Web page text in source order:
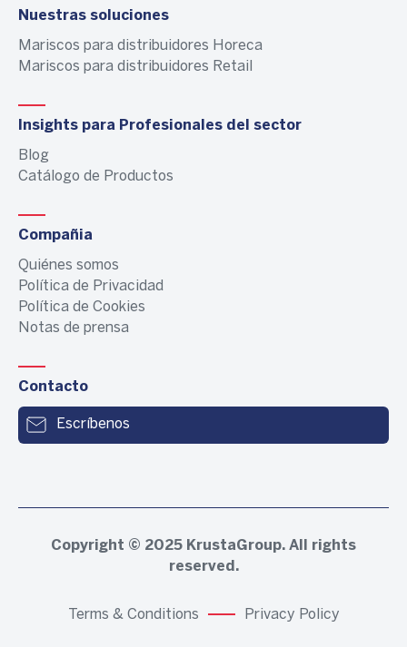
Nuestras soluciones
Mariscos para distribuidores Horeca
Mariscos para distribuidores Retail
Insights para Profesionales del sector
Blog
Catálogo de Productos
Compañia
Quiénes somos
Política de Privacidad
Política de Cookies
Notas de prensa
Contacto
Escríbenos
Copyright © 2025 KrustaGroup. All rights
reserved.
Terms & Conditions Privacy Policy